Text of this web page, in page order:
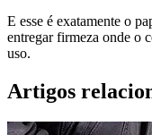
E esse é exatamente o
entregar firmeza onde o
uso.
Artigos